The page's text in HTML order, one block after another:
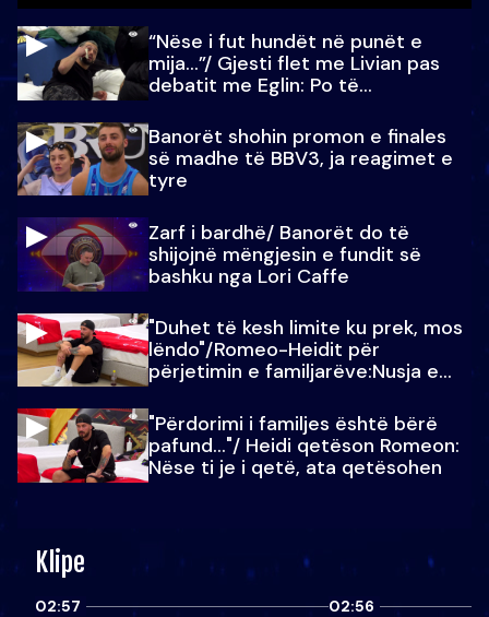
“Nëse i fut hundët në punët e
mija…”/ Gjesti flet me Livian pas
debatit me Eglin: Po të
Banorët shohin promon e finales
së madhe të BBV3, ja reagimet e
tyre
Zarf i bardhë/ Banorët do të
shijojnë mëngjesin e fundit së
bashku nga Lori Caffe
"Duhet të kesh limite ku prek, mos
lëndo"/Romeo-Heidit për
përjetimin e familjarëve:Nusja e
"Përdorimi i familjes është bërë
pafund…"/ Heidi qetëson Romeon:
Nëse ti je i qetë, ata qetësohen
Klipe
02:57 02:56